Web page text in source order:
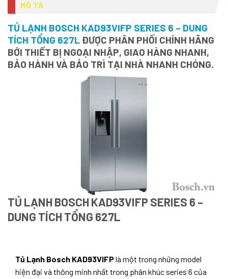
MÔ TẢ
TỦ LẠNH BOSCH KAD93VIFP SERIES 6 – DUNG
TÍCH TỔNG 627L ĐƯỢC PHÂN PHỐI CHÍNH HÃNG
BỚI THIẾT BỊ NGOẠI NHẬP, GIAO HÀNG NHANH,
BẢO HÀNH VÀ BẢO TRÌ TẠI NHÀ NHANH CHÓNG.
TỦ LẠNH BOSCH KAD93VIFP SERIES 6 –
DUNG TÍCH TỔNG 627L
Tủ Lạnh Bosch KAD93VIFPlà một trong những model
hiện đại và thông minh nhất trong phân khúc series 6 của